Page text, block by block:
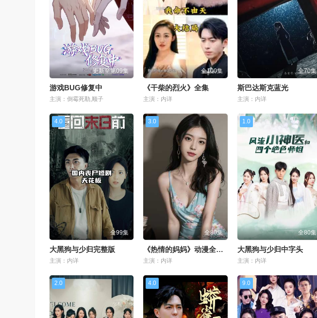
更新至第09集
游戏BUG修复中
主演：倒霉死勒,顺子
全100集
《干柴的烈火》全集
主演：内详
全70集
斯巴达斯克蓝光
主演：内详
4.0
全99集
大黑狗与少归完整版
主演：内详
3.0
全80集
《热情的妈妈》动漫全集观看中文版
主演：内详
1.0
全80集
大黑狗与少归中字头
主演：内详
2.0 4.0 9.0